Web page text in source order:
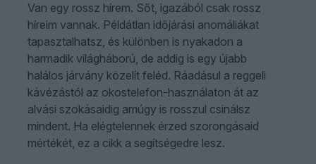
Van egy rossz hírem. Sőt, igazából csak rossz
híreim vannak. Példátlan időjárási anomáliákat
tapasztalhatsz, és különben is nyakadon a
harmadik világháború, de addig is egy újabb
halálos járvány közelít feléd. Ráadásul a reggeli
kávézástól az okostelefon-használaton át az
alvási szokásaidig amúgy is rosszul csinálsz
mindent. Ha elégtelennek érzed szorongásaid
mértékét, ez a cikk a segítségedre lesz.